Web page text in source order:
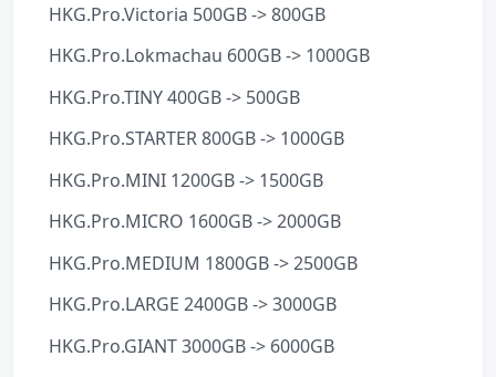
HKG.Pro.Victoria 500GB -> 800GB
HKG.Pro.Lokmachau 600GB -> 1000GB
HKG.Pro.TINY 400GB -> 500GB
HKG.Pro.STARTER 800GB -> 1000GB
HKG.Pro.MINI 1200GB -> 1500GB
HKG.Pro.MICRO 1600GB -> 2000GB
HKG.Pro.MEDIUM 1800GB -> 2500GB
HKG.Pro.LARGE 2400GB -> 3000GB
HKG.Pro.GIANT 3000GB -> 6000GB